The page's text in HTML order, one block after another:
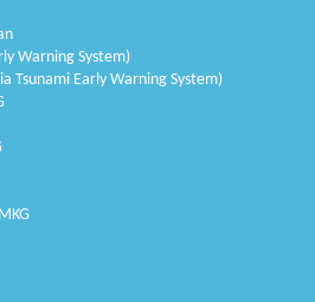
Warning System)
Tsunami Early Warning System)